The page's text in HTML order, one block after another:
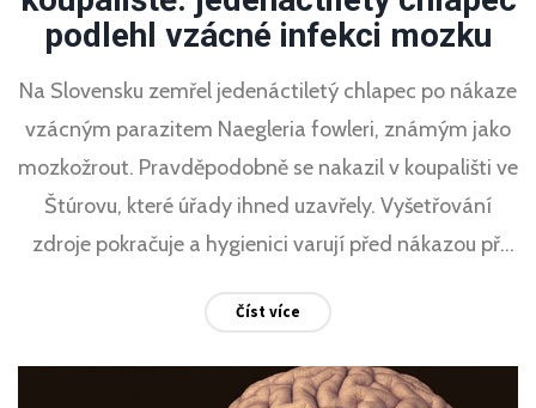
podlehl vzácné infekci mozku
Na Slovensku zemřel jedenáctiletý chlapec po nákaze
vzácným parazitem Naegleria fowleri, známým jako
mozkožrout. Pravděpodobně se nakazil v koupališti ve
Štúrovu, které úřady ihned uzavřely. Vyšetřování
zdroje pokračuje a hygienici varují před nákazou při
Číst více